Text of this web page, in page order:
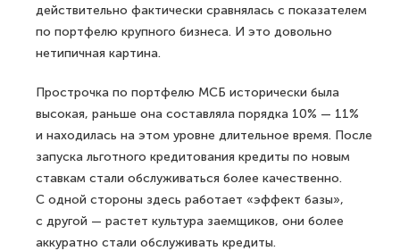
действительно фактически сравнялась с показателем
по портфелю крупного бизнеса. И это довольно
нетипичная картина.
Прострочка по портфелю МСБ исторически была
высокая, раньше она составляла порядка 10% — 11%
и находилась на этом уровне длительное время. После
запуска льготного кредитования кредиты по новым
ставкам стали обслуживаться более качественно.
С одной стороны здесь работает «эффект базы»,
с другой — растет культура заемщиков, они более
аккуратно стали обслуживать кредиты.